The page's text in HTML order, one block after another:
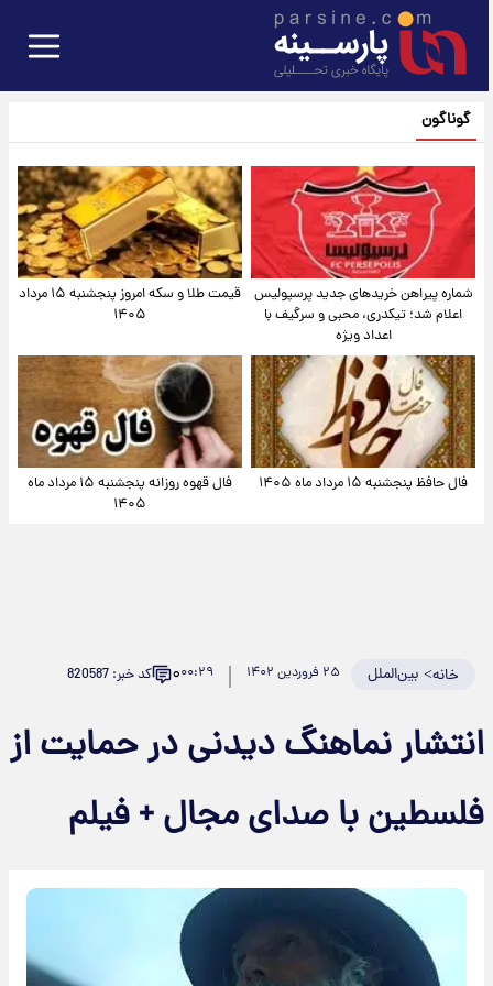
گوناگون
شماره پیراهن خریدهای جدید پرسپولیس
اعلام شد؛ تیکدری، محبی و سرگیف با
اعداد ویژه
قیمت طلا و سکه امروز پنجشنبه ۱۵ مرداد
۱۴۰۵
فال حافظ پنجشنبه ۱۵ مرداد ماه ۱۴۰۵
فال قهوه روزانه پنجشنبه ۱۵ مرداد ماه
۱۴۰۵
خانه> بین‌الملل ۲۵ فروردین ۱۴۰۲ ۰۰:۲۹۰ کد خبر: 820587
انتشار نماهنگ دیدنی در حمایت از
فلسطین با صدای مجال + فیلم